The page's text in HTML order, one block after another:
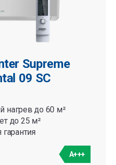
Supreme
09 SC
нагрев до 60 м²
до 25 м²
гарантия
A+++